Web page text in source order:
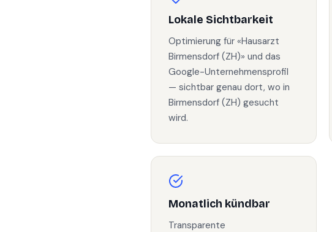
Lokale Sichtbarkeit
Optimierung für «Hausarzt
Birmensdorf (ZH)» und das
Google-Unternehmensprofil
— sichtbar genau dort, wo in
Birmensdorf (ZH) gesucht
wird.
Monatlich kündbar
Transparente